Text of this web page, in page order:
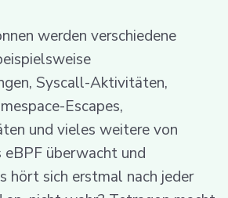
werden verschiedene
Syscall-Aktivitäten,
Escapes,
und vieles weitere von
überwacht und
hört sich erstmal nach jeder